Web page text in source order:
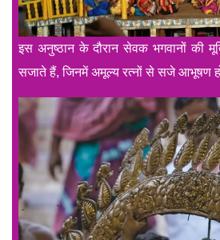
इस अनुष्ठान के दौरान सेवक भगवानों की
सजाते हैं, जिनमें अमूल्य रत्नों से सजे आभूषण